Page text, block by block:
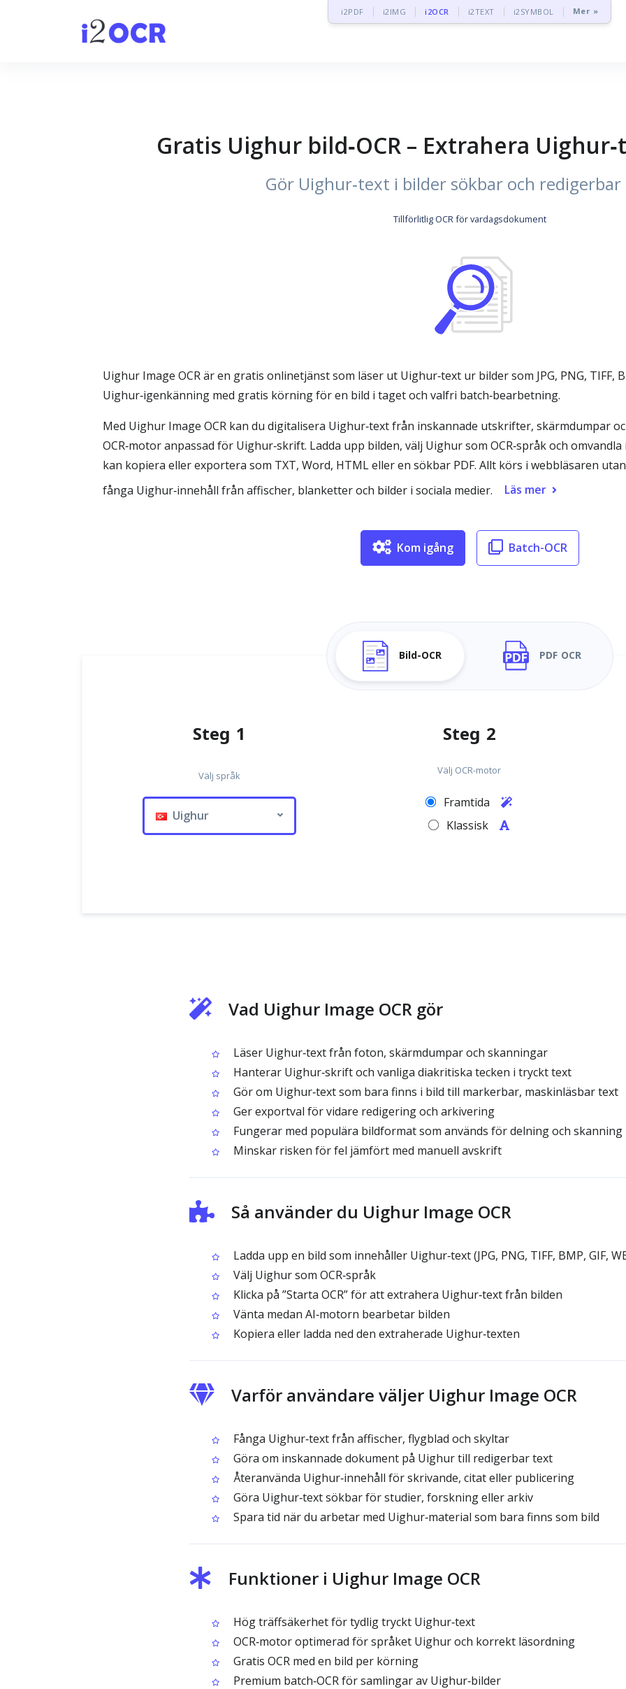
i2PDF i2IMG i2OCR i2TEXT i2SYMBOL Mer »
Gratis Uighur bild‑OCR – Extrahera
Gör Uighur‑text i bilder sökbar och
Tillförlitlig OCR för vardagsdokument
Uighur Image OCR är en gratis onlinetjänst som läser ut Uighur‑text ur bilder som JPG, PNG, TIFF,
Uighur‑igenkänning med gratis körning för en bild i taget och valfri batch‑bearbetning.
Med Uighur Image OCR kan du digitalisera Uighur‑text från inskannade utskrifter, skärmdumpar
OCR‑motor anpassad för Uighur‑skrift. Ladda upp bilden, välj Uighur som OCR‑språk och
kan kopiera eller exportera som TXT, Word, HTML eller en sökbar PDF. Allt körs i webbläsaren
fånga Uighur‑innehåll från affischer, blanketter och bilder i sociala medier.
Läs mer
Kom igång Batch-OCR
Bild-OCR PDF OCR
Steg 1
Välj språk
Uighur
Steg 2
Välj OCR-motor
Framtida
Klassisk
Vad Uighur Image OCR gör
Läser Uighur‑text från foton, skärmdumpar och skanningar
Han­terar Uighur‑skrift och vanliga diakritiska tecken i tryckt text
Gör om Uighur‑text som bara finns i bild till markerbar, maskinläsbar text
Ger exportval för vidare redigering och arkivering
Fungerar med populära bildformat som används för delning och skanning
Minskar risken för fel jämfört med manuell avskrift
Så använder du Uighur Image OCR
Ladda upp en bild som innehåller Uighur‑text (JPG, PNG, TIFF, BMP, GIF,
Välj Uighur som OCR‑språk
Klicka på ”Starta OCR” för att extrahera Uighur‑text från bilden
Vänta medan AI‑motorn bearbetar bilden
Kopiera eller ladda ned den extraherade Uighur‑texten
Varför användare väljer Uighur Image OCR
Fånga Uighur‑text från affischer, flygblad och skyltar
Göra om inskannade dokument på Uighur till redigerbar text
Återanvända Uighur‑innehåll för skrivande, citat eller publicering
Göra Uighur‑text sökbar för studier, forskning eller arkiv
Spara tid när du arbetar med Uighur‑material som bara finns som bild
Funktioner i Uighur Image OCR
Hög träffsäkerhet för tydlig tryckt Uighur‑text
OCR‑motor optimerad för språket Uighur och korrekt läsordning
Gratis OCR med en bild per körning
Premium batch‑OCR för samlingar av Uighur‑bilder